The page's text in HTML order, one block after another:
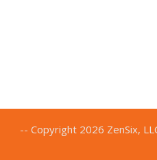
-- Copyright 2026 ZenSix,